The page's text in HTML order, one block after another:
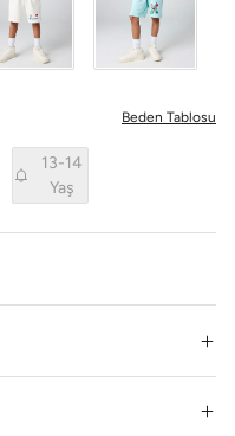
Beden Tablosu
13-14
Yaş